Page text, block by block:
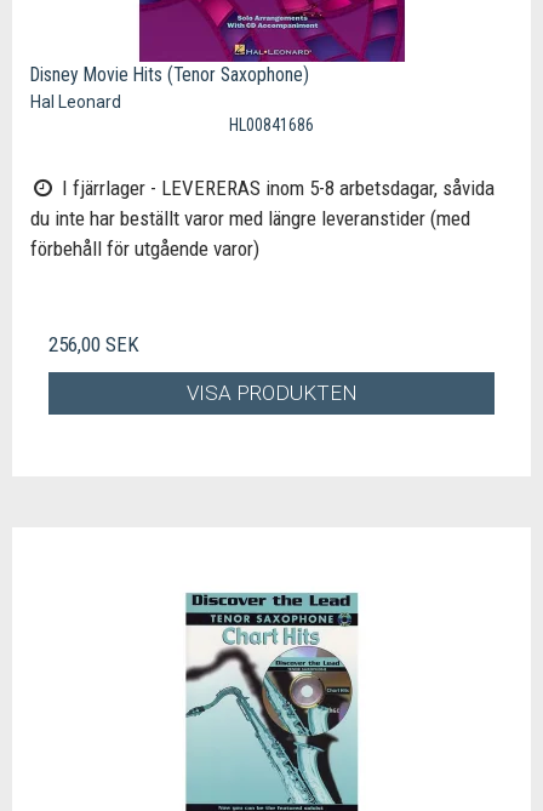
Disney Movie Hits (Tenor Saxophone)
Hal Leonard
HL00841686
I fjärrlager - LEVERERAS inom 5-8 arbetsdagar, såvida
du inte har beställt varor med längre leveranstider (med
förbehåll för utgående varor)
256,00 SEK
VISA PRODUKTEN